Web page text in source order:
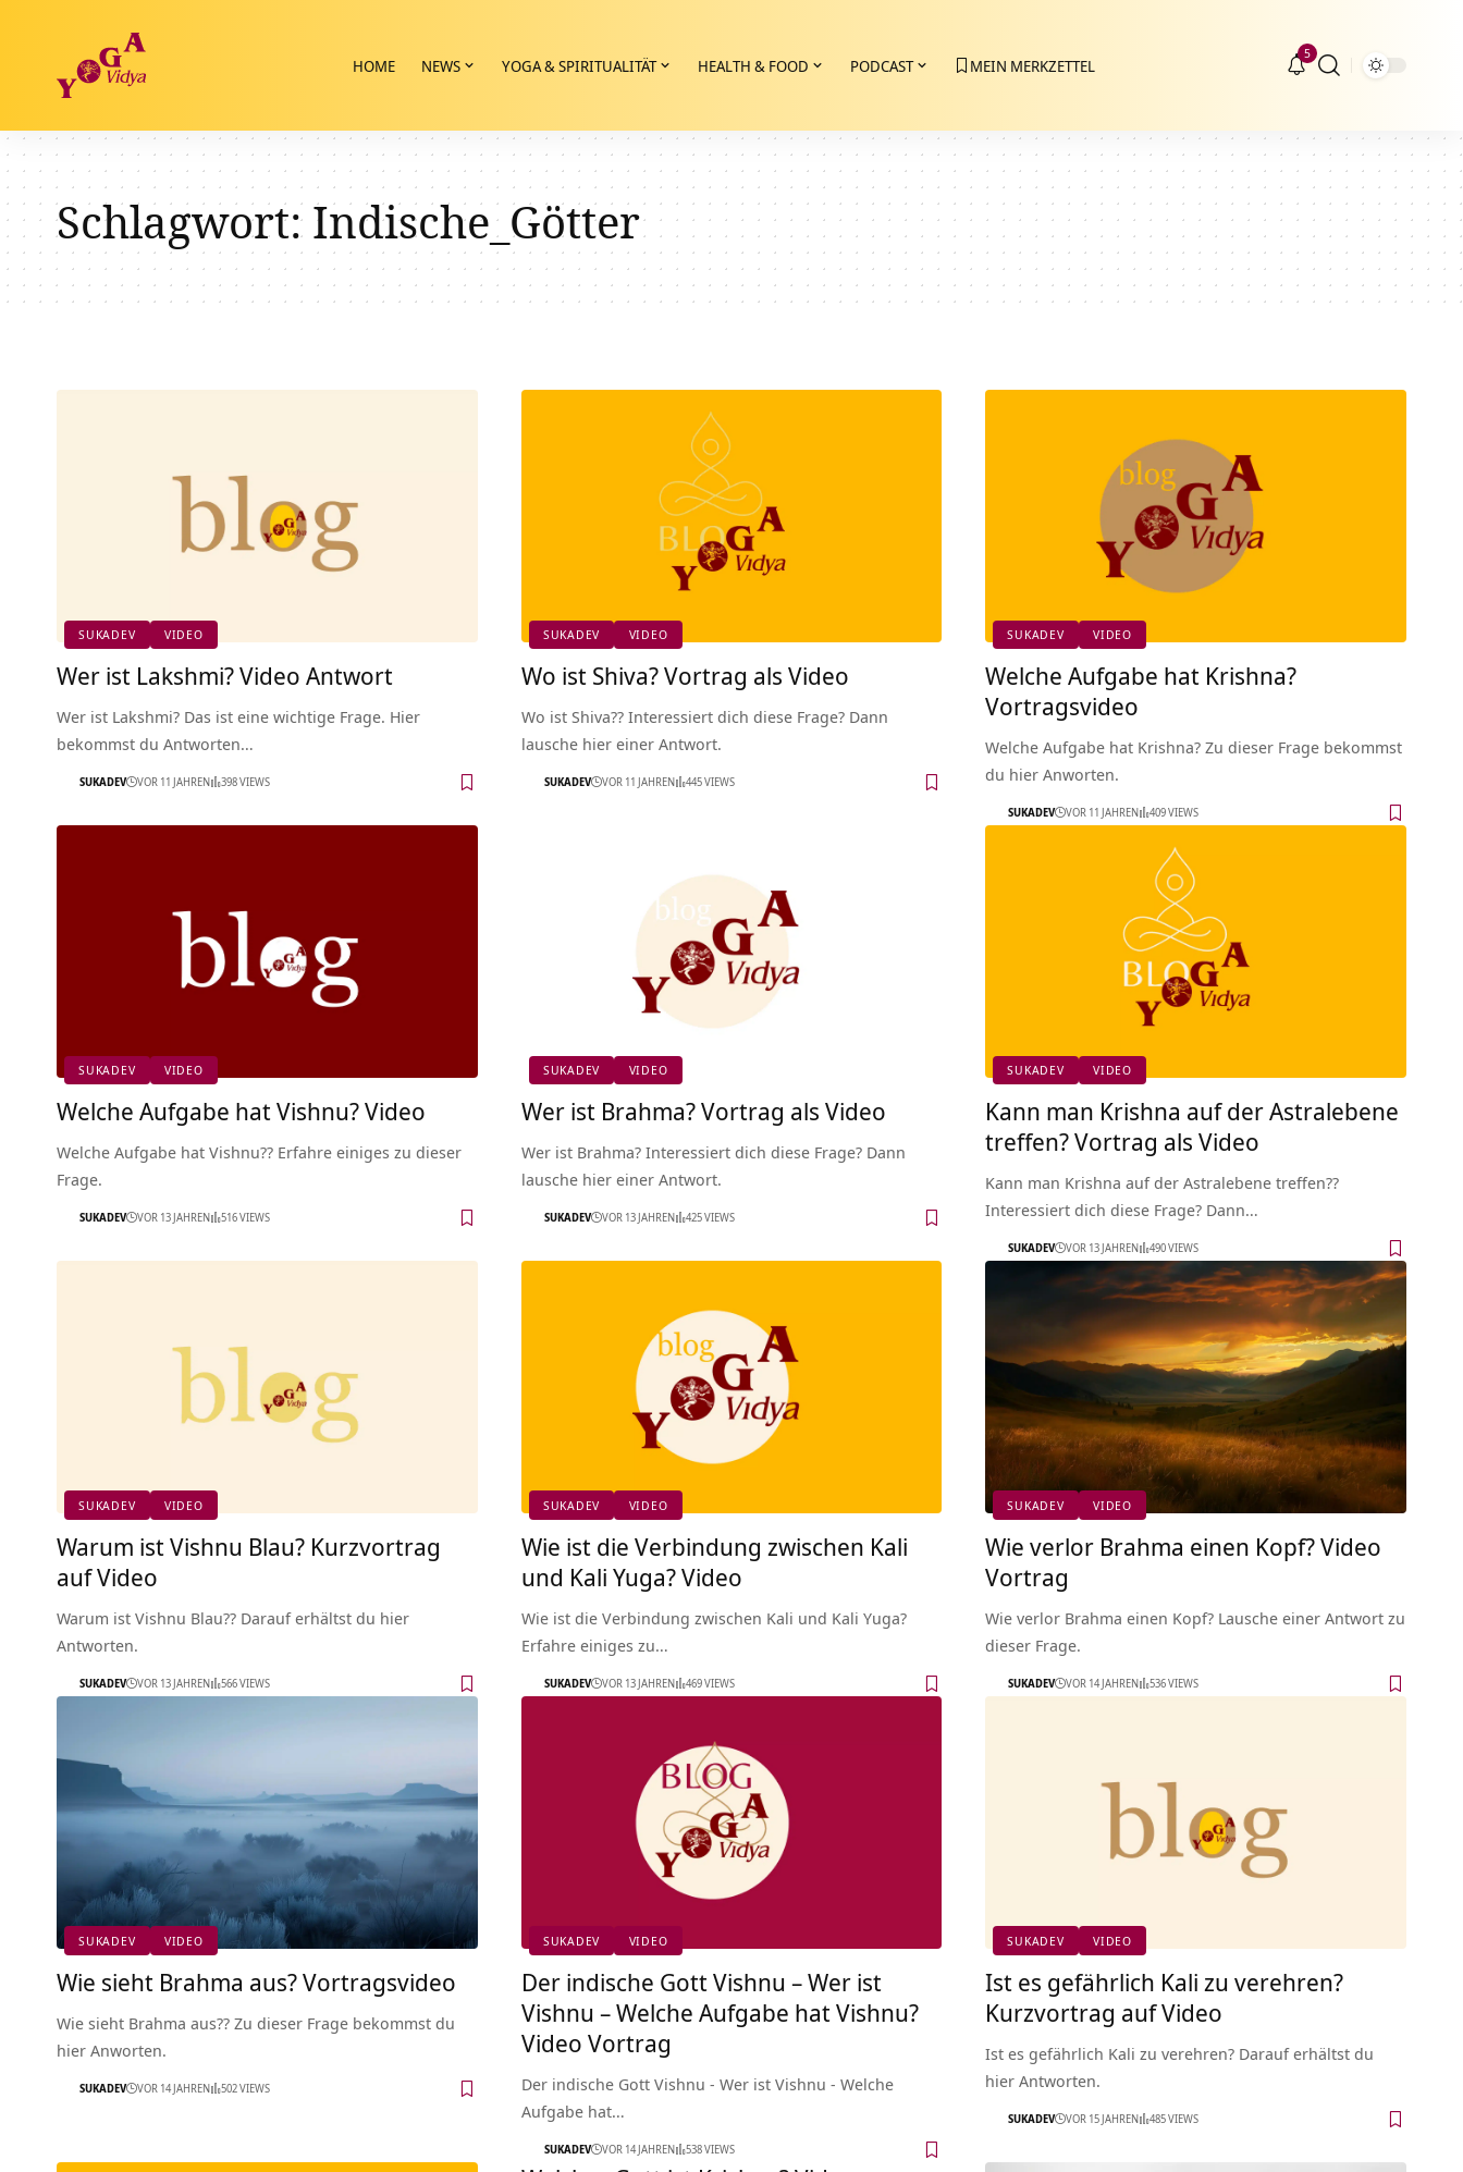
HOME NEWS YOGA & SPIRITUALITÄT HEALTH & FOOD PODCAST MEIN MERKZETTEL
5
Schlagwort:Indische_Götter
SUKADEV VIDEO
Wer ist Lakshmi? Video Antwort
Wer ist Lakshmi? Das ist eine wichtige Frage. Hier
bekommst du Antworten…
SUKADEV VOR 11 JAHREN 398 VIEWS
SUKADEV VIDEO
Wo ist Shiva? Vortrag als Video
Wo ist Shiva?? Interessiert dich diese Frage? Dann
lausche hier einer Antwort.
SUKADEV VOR 11 JAHREN 445 VIEWS
SUKADEV VIDEO
Welche Aufgabe hat Krishna?
Vortragsvideo
Welche Aufgabe hat Krishna? Zu dieser Frage bekommst
du hier Anworten.
SUKADEV VOR 11 JAHREN 409 VIEWS
SUKADEV VIDEO
Welche Aufgabe hat Vishnu? Video
Welche Aufgabe hat Vishnu?? Erfahre einiges zu dieser
Frage.
SUKADEV VOR 13 JAHREN 516 VIEWS
SUKADEV VIDEO
Wer ist Brahma? Vortrag als Video
Wer ist Brahma? Interessiert dich diese Frage? Dann
lausche hier einer Antwort.
SUKADEV VOR 13 JAHREN 425 VIEWS
SUKADEV VIDEO
Kann man Krishna auf der Astralebene
treffen? Vortrag als Video
Kann man Krishna auf der Astralebene treffen??
Interessiert dich diese Frage? Dann…
SUKADEV VOR 13 JAHREN 490 VIEWS
SUKADEV VIDEO
Warum ist Vishnu Blau? Kurzvortrag
auf Video
Warum ist Vishnu Blau?? Darauf erhältst du hier
Antworten.
SUKADEV VOR 13 JAHREN 566 VIEWS
SUKADEV VIDEO
Wie ist die Verbindung zwischen Kali
und Kali Yuga? Video
Wie ist die Verbindung zwischen Kali und Kali Yuga?
Erfahre einiges zu…
SUKADEV VOR 13 JAHREN 469 VIEWS
SUKADEV VIDEO
Wie verlor Brahma einen Kopf? Video
Vortrag
Wie verlor Brahma einen Kopf? Lausche einer Antwort zu
dieser Frage.
SUKADEV VOR 14 JAHREN 536 VIEWS
SUKADEV VIDEO
Wie sieht Brahma aus? Vortragsvideo
Wie sieht Brahma aus?? Zu dieser Frage bekommst du
hier Anworten.
SUKADEV VOR 14 JAHREN 502 VIEWS
SUKADEV VIDEO
Der indische Gott Vishnu – Wer ist
Vishnu – Welche Aufgabe hat Vishnu?
Video Vortrag
Der indische Gott Vishnu - Wer ist Vishnu - Welche
Aufgabe hat…
SUKADEV VOR 14 JAHREN 538 VIEWS
SUKADEV VIDEO
Ist es gefährlich Kali zu verehren?
Kurzvortrag auf Video
Ist es gefährlich Kali zu verehren? Darauf erhältst du
hier Antworten.
SUKADEV VOR 15 JAHREN 485 VIEWS